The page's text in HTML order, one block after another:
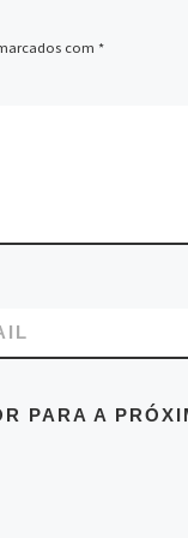
com *
PARA A